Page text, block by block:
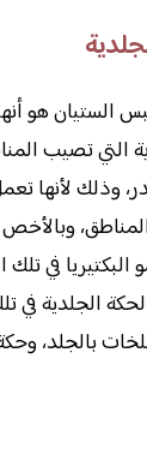
الستيان هو
التي تصيب
وذلك لأنها
في تلك
الجلدية في
بالجلد،